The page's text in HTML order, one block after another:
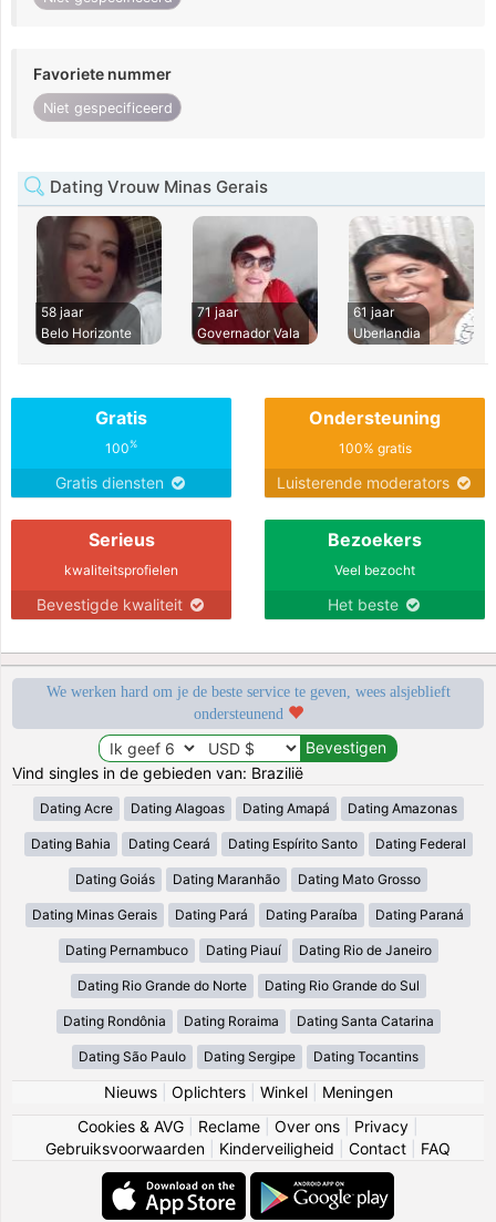
Favoriete nummer
Niet gespecificeerd
Dating Vrouw Minas Gerais
58 jaar
Belo Horizonte
71 jaar
Governador Vala
61 jaar
Uberlandia
Gratis
100%
Gratis diensten
Ondersteuning
100% gratis
Luisterende moderators
Serieus
kwaliteitsprofielen
Bevestigde kwaliteit
Bezoekers
Veel bezocht
Het beste
We werken hard om je de beste service te geven, wees alsjeblieft
ondersteunend
Vind singles in de gebieden van: Brazilië
Dating Acre Dating Alagoas Dating Amapá Dating Amazonas
Dating Bahia Dating Ceará Dating Espírito Santo Dating Federal
Dating Goiás Dating Maranhão Dating Mato Grosso
Dating Minas Gerais Dating Pará Dating Paraíba Dating Paraná
Dating Pernambuco Dating Piauí Dating Rio de Janeiro
Dating Rio Grande do Norte Dating Rio Grande do Sul
Dating Rondônia Dating Roraima Dating Santa Catarina
Dating São Paulo Dating Sergipe Dating Tocantins
Nieuws| Oplichters| Winkel| Meningen
Cookies & AVG
Reclame Over ons Privacy
Gebruiksvoorwaarden
Kinderveiligheid Contact FAQ